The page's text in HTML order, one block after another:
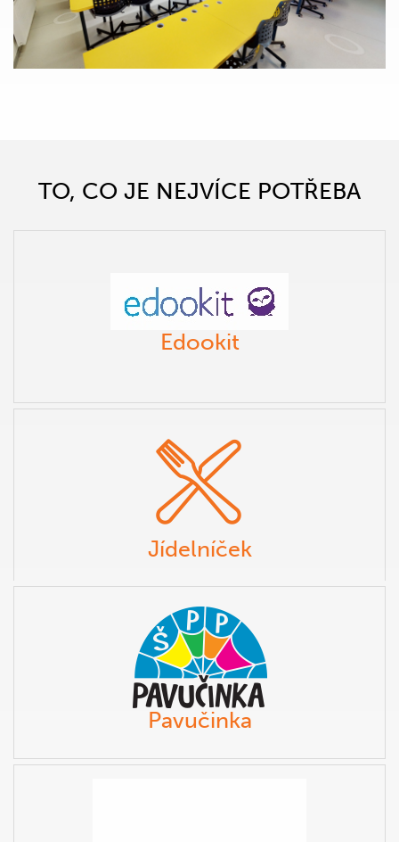
TO, CO JE NEJVÍCE POTŘEBA
Edookit
Jídelníček
Pavučinka